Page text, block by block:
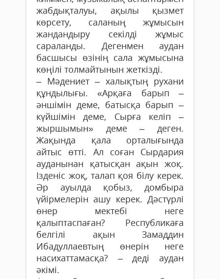
жабдықталуы, ақылы қызмет
көрсету, саланың жұмысын
жандандыру секілді жұмыс
сараланды. Дегенмен аудан
басшысы өзінің сала жұмысына
көңілі толмайтынын жеткізді.
– Мәдениет – халықтың рухани
құндылығы. «Арқаға барып –
әншімін деме, батысқа барып –
күйшімін деме, Сырға келіп –
жыршымын» деме – деген.
Жақында қала орталығында
айтыс өтті. Ал соған Сырдария
ауданынан қатысқан ақын жоқ.
Ізденіс жоқ, талап қоя білу керек.
Әр ауылда қобыз, домбыра
үйірмелерін ашу керек. Дәстүрлі
өнер мектебі неге
қалыптаспаған? Республикаға
белгілі ақын Замаддин
Ибадуллаевтың өнерін неге
насихаттамасқа? – деді аудан
әкімі.